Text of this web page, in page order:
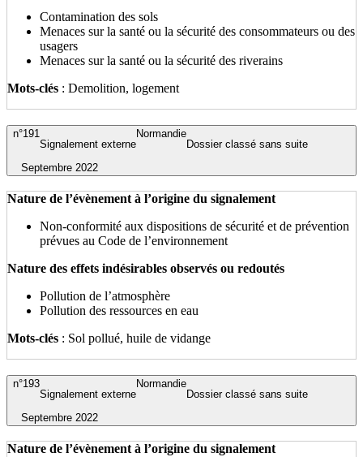
Contamination des sols
Menaces sur la santé ou la sécurité des consommateurs ou des
usagers
Menaces sur la santé ou la sécurité des riverains
Mots-clés : Demolition, logement
Septembre 2022
Dossier classé sans suite
Normandie
Signalement externe
n°191
Nature de l’évènement à l’origine du signalement
Non-conformité aux dispositions de sécurité et de prévention
prévues au Code de l’environnement
Nature des effets indésirables observés ou redoutés
Pollution de l’atmosphère
Pollution des ressources en eau
Mots-clés : Sol pollué, huile de vidange
Septembre 2022
Dossier classé sans suite
Normandie
Signalement externe
n°193
Nature de l’évènement à l’origine du signalement